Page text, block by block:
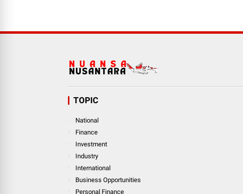
TOPIC
National
Finance
Investment
Industry
International
Business Opportunities
Personal Finance